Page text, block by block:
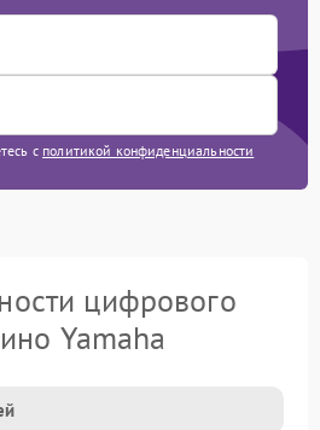
с политикой конфиденциальности
цифрового
Yamaha